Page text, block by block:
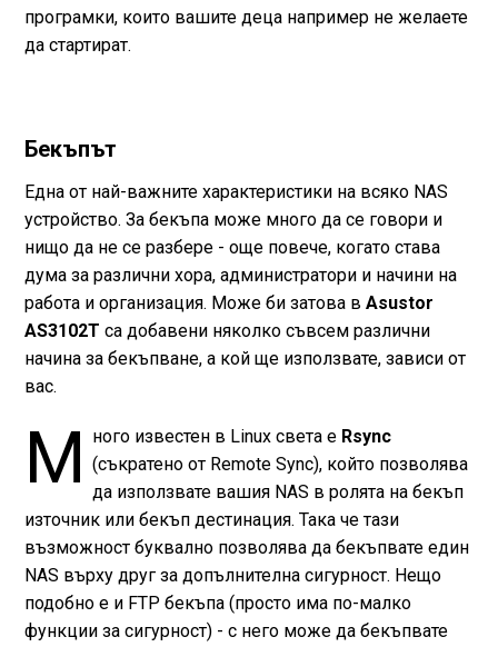
програмки, които вашите деца например не желаете
да стартират.
Бекъпът
Една от най-важните характеристики на всяко NAS
устройство. За бекъпа може много да се говори и
нищо да не се разбере - още повече, когато става
дума за различни хора, администратори и начини на
работа и организация. Може би затова в Asustor
AS3102T са добавени няколко съвсем различни
начина за бекъпване, а кой ще използвате, зависи от
вас.
М ного известен в Linux света е Rsync
(съкратено от Remote Sync), който позволява
да използвате вашия NAS в ролята на бекъп
източник или бекъп дестинация. Така че тази
възможност буквално позволява да бекъпвате един
NAS върху друг за допълнителна сигурност. Нещо
подобно е и FTP бекъпа (просто има по-малко
функции за сигурност) - с него може да бекъпвате